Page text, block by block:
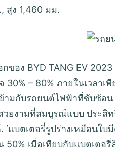
สูง 1,460 มม.
ของ BYD TANG EV
30% – 80% ภายในเวลา
ามกับรถยนต์ไฟฟ้าที่ซับซ้
ยงามที่สมบูรณ์แบบ ประสิ
แบตเตอรี่รูปร่างเหมือนใบ
50% เมื่อเทียบกับแบตเต